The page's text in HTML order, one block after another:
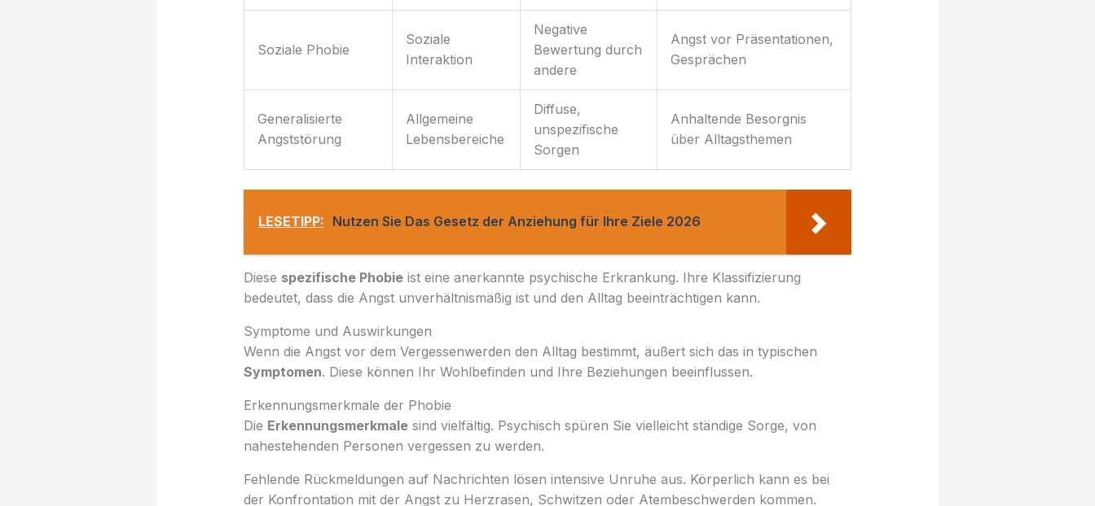
Soziale Phobie
Soziale
Interaktion
Negative
Bewertung durch
andere
Angst vor Präsentationen,
Gesprächen
Generalisierte
Angststörung
Allgemeine
Lebensbereiche
Diffuse,
unspezifische
Sorgen
Anhaltende Besorgnis
über Alltagsthemen
LESETIPP: Nutzen Sie Das Gesetz der Anziehung für Ihre Ziele 2026
Diese spezifische Phobieist eine anerkannte psychische Erkrankung. Ihre Klassifizierung
bedeutet, dass die Angst unverhältnismäßig ist und den Alltag beeinträchtigen kann.
Symptome und Auswirkungen
Wenn die Angst vor dem Vergessenwerden den Alltag bestimmt, äußert sich das in typischen
Symptomen. Diese können Ihr Wohlbefinden und Ihre Beziehungen beeinflussen.
Erkennungsmerkmale der Phobie
Die Erkennungsmerkmalesind vielfältig. Psychisch spüren Sie vielleicht ständige Sorge, von
nahestehenden Personen vergessen zu werden.
Fehlende Rückmeldungen auf Nachrichten lösen intensive Unruhe aus. Körperlich kann es bei
der Konfrontation mit der Angst zu Herzrasen, Schwitzen oder Atembeschwerden kommen.